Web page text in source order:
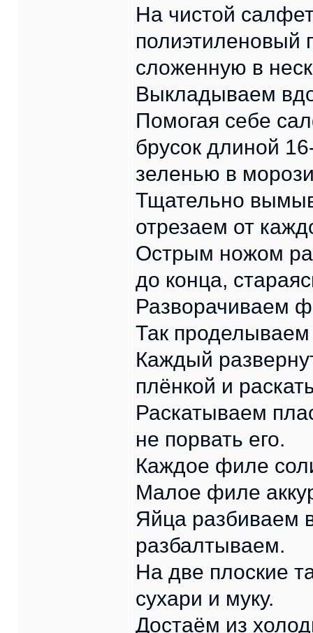
На чистой
полиэтиленовый
сложенную в
Выкладываем
Помогая себе
брусок длиной
зеленью в
Тщательно
отрезаем от
Острым ножом
до конца,
Разворачиваем
Так
Каждый
плёнкой и
Раскатываем
не порвать его.
Каждое филе
Малое филе
Яйца разбиваем
разбалтываем.
На две плоские
сухари и муку.
Достаём из